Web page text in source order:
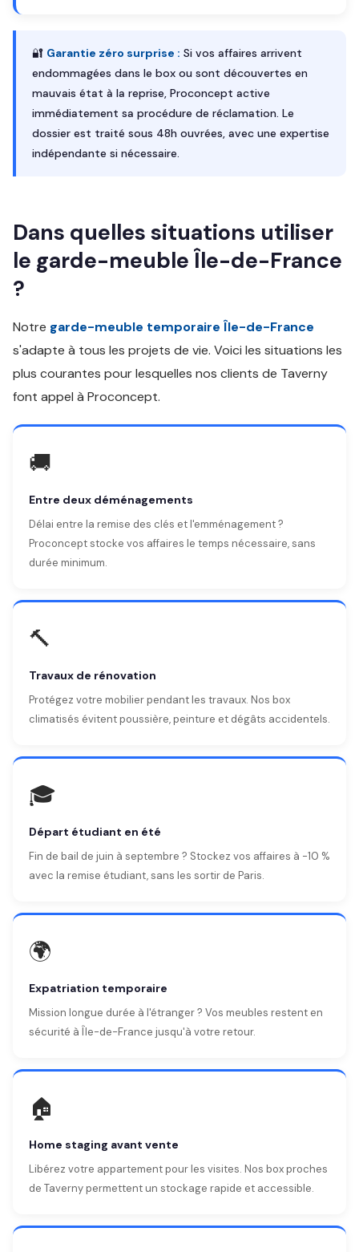
🔐 Garantie zéro surprise : Si vos affaires arrivent
endommagées dans le box ou sont découvertes en
mauvais état à la reprise, Proconcept active
immédiatement sa procédure de réclamation. Le
dossier est traité sous 48h ouvrées, avec une expertise
indépendante si nécessaire.
Dans quelles situations utiliser
le garde-meuble Île-de-France
?
Notre garde-meuble temporaire Île-de-France
s'adapte à tous les projets de vie. Voici les situations les
plus courantes pour lesquelles nos clients de Taverny
font appel à Proconcept.
🚚
Entre deux déménagements
Délai entre la remise des clés et l'emménagement ?
Proconcept stocke vos affaires le temps nécessaire, sans
durée minimum.
🔨
Travaux de rénovation
Protégez votre mobilier pendant les travaux. Nos box
climatisés évitent poussière, peinture et dégâts accidentels.
🎓
Départ étudiant en été
Fin de bail de juin à septembre ? Stockez vos affaires à -10 %
avec la remise étudiant, sans les sortir de Paris.
🌍
Expatriation temporaire
Mission longue durée à l'étranger ? Vos meubles restent en
sécurité à Île-de-France jusqu'à votre retour.
🏠
Home staging avant vente
Libérez votre appartement pour les visites. Nos box proches
de Taverny permettent un stockage rapide et accessible.